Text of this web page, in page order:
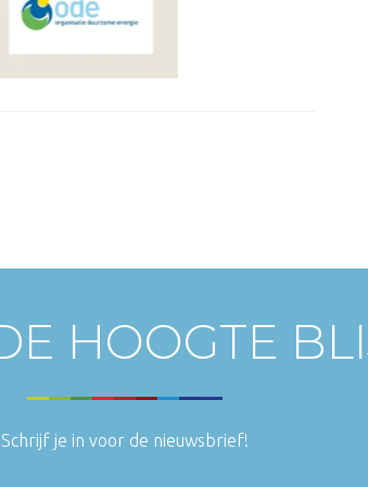
HOOGTE
Schrijf je in voor de nieuwsbrief!